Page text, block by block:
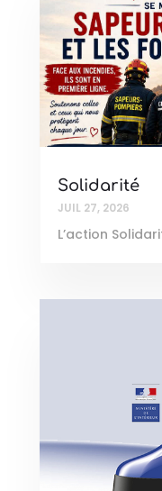
Solidarité
JUIL 27, 2026
L’action